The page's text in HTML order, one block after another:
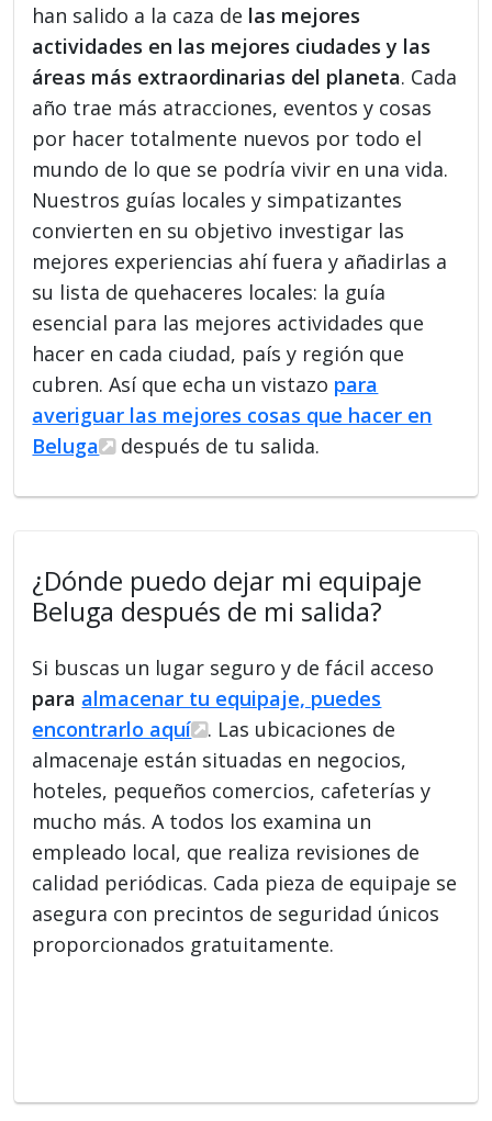
han salido a la caza de las mejores
actividades en las mejores ciudades y las
áreas más extraordinarias del planeta. Cada
año trae más atracciones, eventos y cosas
por hacer totalmente nuevos por todo el
mundo de lo que se podría vivir en una vida.
Nuestros guías locales y simpatizantes
convierten en su objetivo investigar las
mejores experiencias ahí fuera y añadirlas a
su lista de quehaceres locales: la guía
esencial para las mejores actividades que
hacer en cada ciudad, país y región que
cubren. Así que echa un vistazo para
averiguar las mejores cosas que hacer en
Beluga
después de tu salida.
¿Dónde puedo dejar mi equipaje
Beluga después de mi salida?
Si buscas un lugar seguro y de fácil acceso
para almacenar tu equipaje, puedes
encontrarlo aquí
. Las ubicaciones de
almacenaje están situadas en negocios,
hoteles, pequeños comercios, cafeterías y
mucho más. A todos los examina un
empleado local, que realiza revisiones de
calidad periódicas. Cada pieza de equipaje se
asegura con precintos de seguridad únicos
proporcionados gratuitamente.